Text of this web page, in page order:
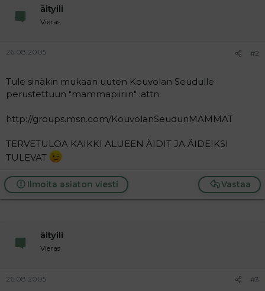
äityili
Vieras
26.08.2005 #2
Tule sinäkin mukaan uuten Kouvolan Seudulle
perustettuun "mammapiiriin" :attn:
http://groups.msn.com/KouvolanSeudunMAMMAT
TERVETULOA KAIKKI ALUEEN ÄIDIT JA ÄIDEIKSI
TULEVAT
Vastaa
Ilmoita asiaton viesti
äityili
Vieras
26.08.2005 #3